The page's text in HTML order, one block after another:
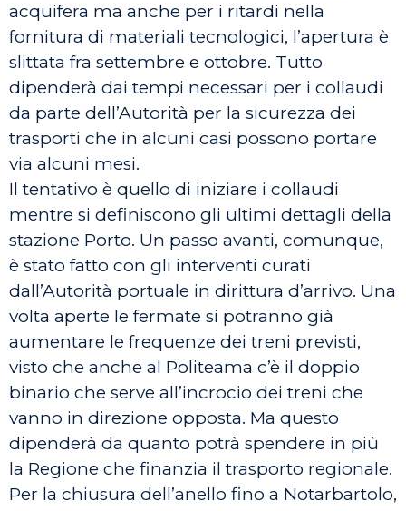
acquifera ma anche per i ritardi nella
fornitura di materiali tecnologici, l’apertura è
slittata fra settembre e ottobre. Tutto
dipenderà dai tempi necessari per i collaudi
da parte dell’Autorità per la sicurezza dei
trasporti che in alcuni casi possono portare
via alcuni mesi.
Il tentativo è quello di iniziare i collaudi
mentre si definiscono gli ultimi dettagli della
stazione Porto. Un passo avanti, comunque,
è stato fatto con gli interventi curati
dall’Autorità portuale in dirittura d’arrivo. Una
volta aperte le fermate si potranno già
aumentare le frequenze dei treni previsti,
visto che anche al Politeama c’è il doppio
binario che serve all’incrocio dei treni che
vanno in direzione opposta. Ma questo
dipenderà da quanto potrà spendere in più
la Regione che finanzia il trasporto regionale.
Per la chiusura dell’anello fino a Notarbartolo,